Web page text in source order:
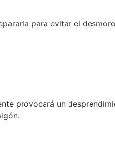
para evitar el
provocará un